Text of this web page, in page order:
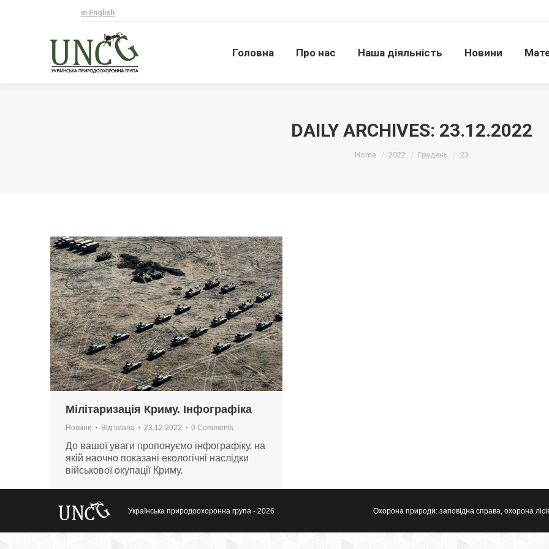
in English
Головна Про нас Наша діяльність Новини
DAILY ARCHIVES: 23.12.2022
Home 2022 Грудень 23
Мілітаризація Криму. Інфографіка
Новини Від tatana 23.12.2022 0 Comments
До вашої уваги пропонуємо інфографіку, на
якій наочно показані екологічні наслідки
військової окупації Криму.
Українська природоохоронна група - 2026 Охорона природи: заповідна справа, охорона
Головна Про нас Наша діяльність Новини